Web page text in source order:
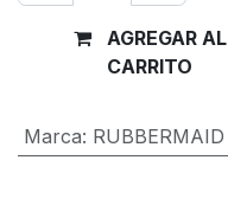
AGREGAR AL
CARRITO
Marca: RUBBERMAID